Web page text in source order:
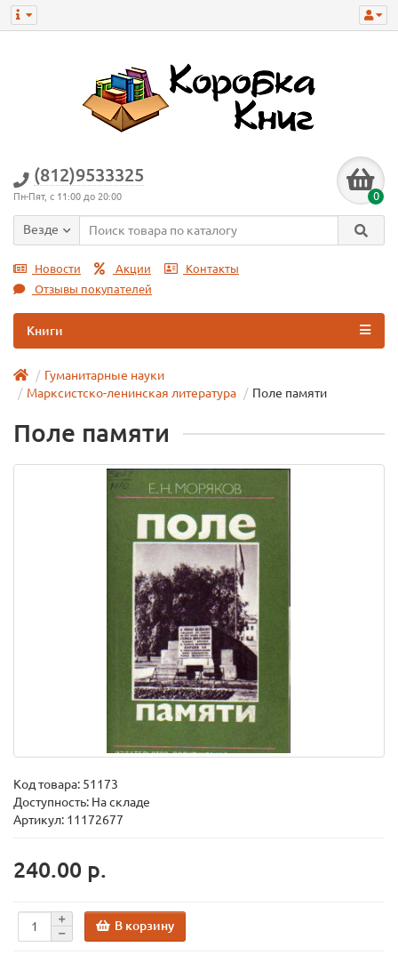
(812)9533325
Пн-Пят, с 11:00 до 20:00 0
Везде
Новости Акции
Контакты
Отзывы покупателей
Книги
Гуманитарные науки
Марксистско-ленинская литература
Поле памяти
Поле памяти
Код товара: 51173
Доступность: На складе
Артикул: 11172677
240.00 р.
В корзину